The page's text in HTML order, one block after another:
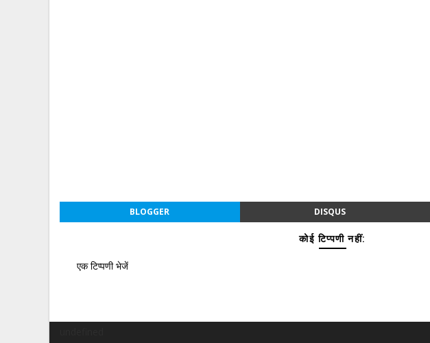
BLOGGER DISQUS
कोई टिप्पणी नहीं:
एक टिप्पणी भेजें